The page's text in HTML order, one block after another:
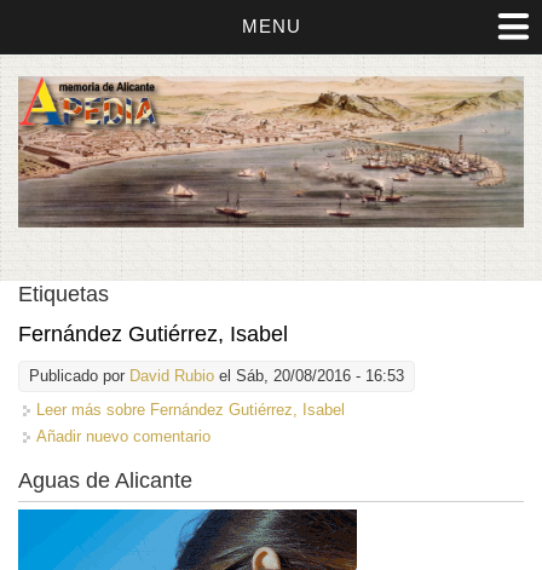
MENU
Etiquetas
Fernández Gutiérrez, Isabel
Publicado por David Rubio el Sáb, 20/08/2016 - 16:53
Leer más sobre Fernández Gutiérrez, Isabel
Añadir nuevo comentario
Aguas de Alicante